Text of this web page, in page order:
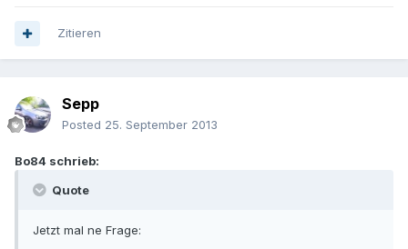
Zitieren
Sepp
Posted 25. September 2013
Bo84 schrieb:
Quote
Jetzt mal ne Frage: